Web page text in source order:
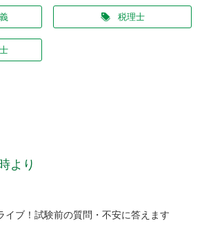
税理士
より
イブ！試験前の質問・不安に答えます